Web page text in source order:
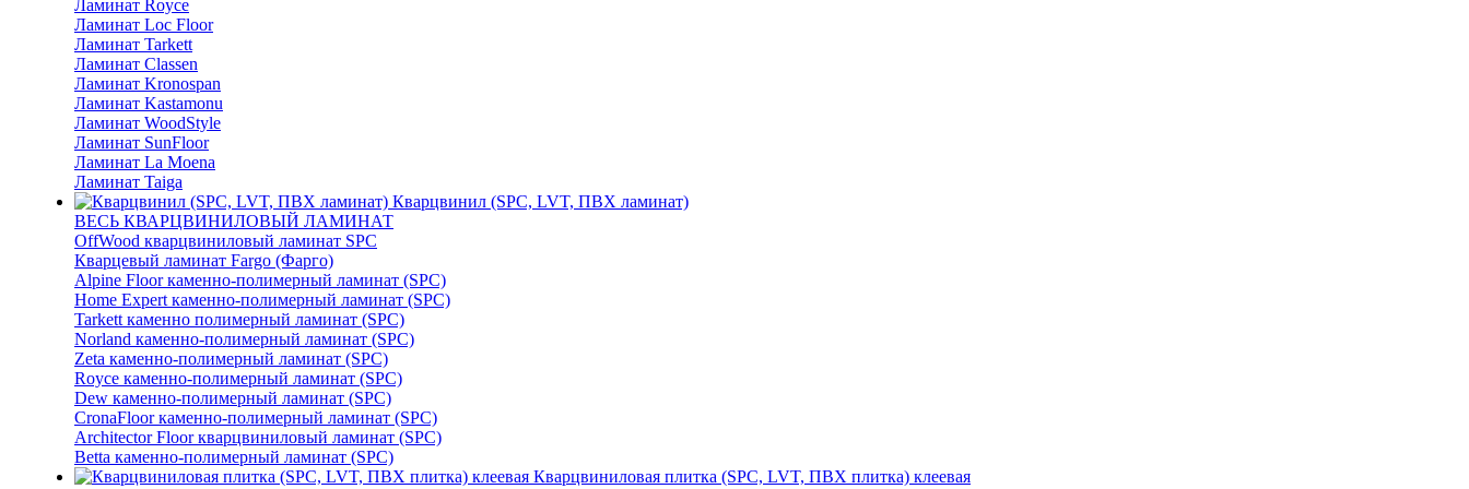
Ламинат Royce
Ламинат Loc Floor
Ламинат Tarkett
Ламинат Classen
Ламинат Kronospan
Ламинат Kastamonu
Ламинат WoodStyle
Ламинат SunFloor
Ламинат La Moena
Ламинат Taiga
Кварцвинил (SPC, LVT, ПВХ ламинат)
ВЕСЬ КВАРЦВИНИЛОВЫЙ ЛАМИНАТ
OffWood кварцвиниловый ламинат SPC
Кварцевый ламинат Fargo (Фарго)
Alpine Floor каменно-полимерный ламинат (SPC)
Home Expert каменно-полимерный ламинат (SPC)
Tarkett каменно полимерный ламинат (SPC)
Norland каменно-полимерный ламинат (SPC)
Zeta каменно-полимерный ламинат (SPC)
Royce каменно-полимерный ламинат (SPC)
Dew каменно-полимерный ламинат (SPC)
CronaFloor каменно-полимерный ламинат (SPC)
Architector Floor кварцвиниловый ламинат (SPC)
Betta каменно-полимерный ламинат (SPC)
Кварцвиниловая плитка (SPC, LVT, ПВХ плитка) клеевая